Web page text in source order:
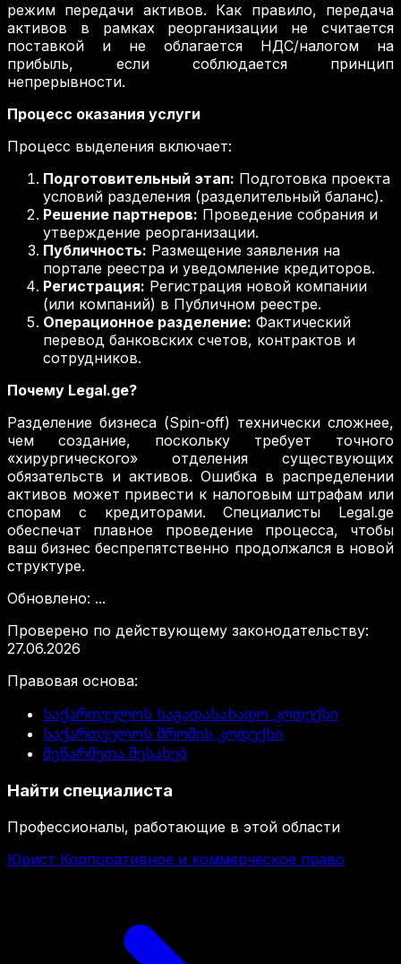
режим передачи активов. Как правило, передача
активов в рамках реорганизации не считается
поставкой и не облагается НДС/налогом на
прибыль, если соблюдается принцип
непрерывности.
Процесс оказания услуги
Процесс выделения включает:
Подготовительный этап: Подготовка проекта
условий разделения (разделительный баланс).
Решение партнеров: Проведение собрания и
утверждение реорганизации.
Публичность: Размещение заявления на
портале реестра и уведомление кредиторов.
Регистрация: Регистрация новой компании
(или компаний) в Публичном реестре.
Операционное разделение: Фактический
перевод банковских счетов, контрактов и
сотрудников.
Почему Legal.ge?
Разделение бизнеса (Spin-off) технически сложнее,
чем создание, поскольку требует точного
«хирургического» отделения существующих
обязательств и активов. Ошибка в распределении
активов может привести к налоговым штрафам или
спорам с кредиторами. Специалисты Legal.ge
обеспечат плавное проведение процесса, чтобы
ваш бизнес беспрепятственно продолжался в новой
структуре.
Обновлено: ...
Проверено по действующему законодательству:
27.06.2026
Правовая основа:
საქართველოს საგადასახადო კოდექსი
საქართველოს შრომის კოდექსი
მეწარმეთა შესახებ
Найти специалиста
Профессионалы, работающие в этой области
Юрист Корпоративное и коммерческое право